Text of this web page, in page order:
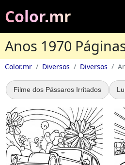
Color.mr
Anos 1970
Color.mr Diversos Diversos
Filme dos Pássaros Irritados